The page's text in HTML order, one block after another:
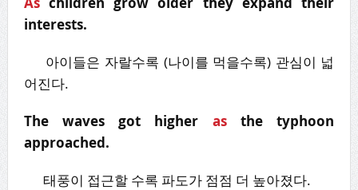
interests.
아이들은 자랄수록 (나이를 먹을수록) 관심이 넓
어진다.
The waves got higher asthe typhoon
approached.
태풍이 접근할 수록 파도가 점점 더 높아졌다.